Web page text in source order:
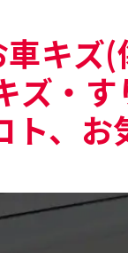
キズ
・す
、お